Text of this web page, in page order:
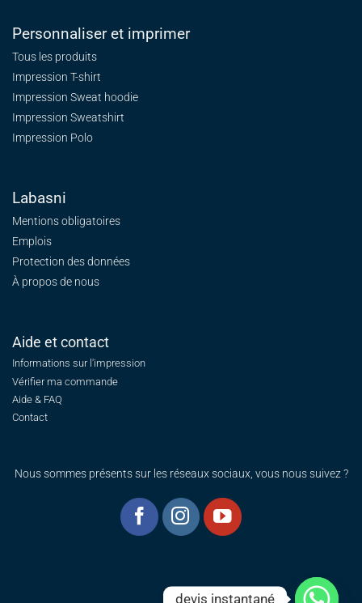
Personnaliser et imprimer
Tous les produits
Impression T-shirt
Impression Sweat hoodie
Impression Sweatshirt
Impression Polo
Labasni
Mentions obligatoires
Emplois
Protection des données
À propos de nous
Aide et contact
Informations sur l'impression
Vérifier ma commande
Aide & FAQ
Contact
Nous sommes présents sur les réseaux sociaux, vous nous suivez ?
devis instantané